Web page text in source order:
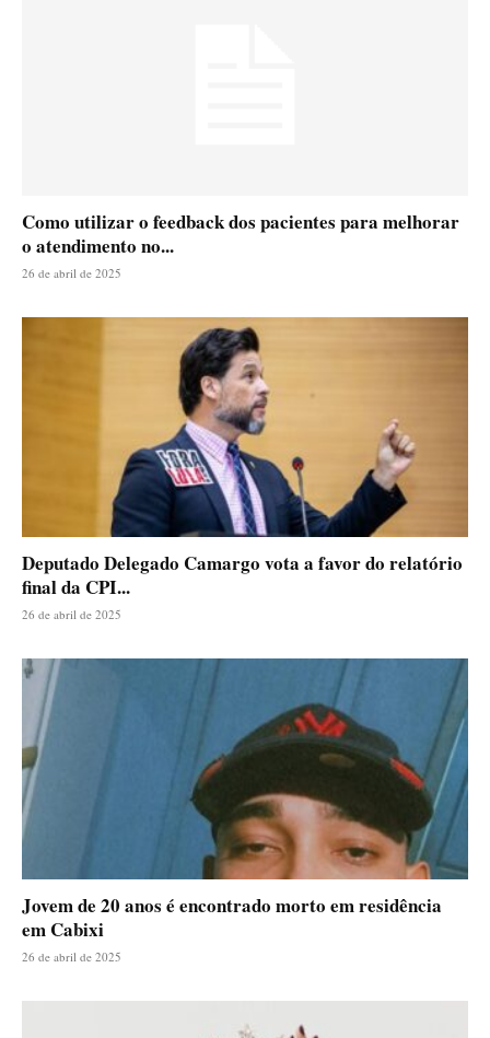
Como utilizar o feedback dos pacientes para melhorar
o atendimento no...
26 de abril de 2025
Deputado Delegado Camargo vota a favor do relatório
final da CPI...
26 de abril de 2025
Jovem de 20 anos é encontrado morto em residência
em Cabixi
26 de abril de 2025